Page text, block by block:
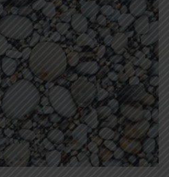
de se poser un moment et de
MES gros cailloux ? » Je
un extrait du livre Priorité aux
[…]